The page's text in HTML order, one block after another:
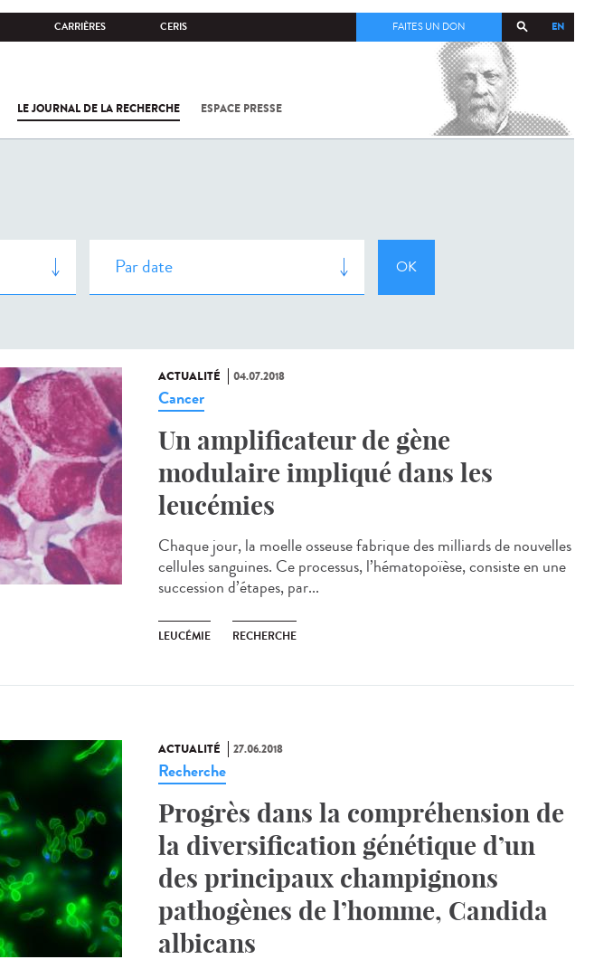
CARRIÈRES CERIS EN
FAITES UN DON
LE JOURNAL DE LA RECHERCHE ESPACE PRESSE
COV-2 /
ACTUALITÉ 04.07.2018
Cancer
Un amplificateur de gène
modulaire impliqué dans les
leucémies
Chaque jour, la moelle osseuse fabrique des milliards de nouvelles
cellules sanguines. Ce processus, l’hématopoïèse, consiste en une
succession d’étapes, par...
LEUCÉMIE RECHERCHE
ACTUALITÉ 27.06.2018
Recherche
Progrès dans la compréhension de
la diversification génétique d’un
des principaux champignons
pathogènes de l’homme, Candida
albicans